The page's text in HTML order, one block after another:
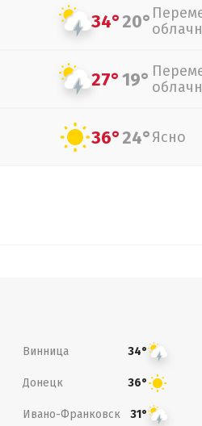
34°20°
27°19°
36°24°Ясно
Винница 34°
Донецк 36°
Ивано-Франковск 31°